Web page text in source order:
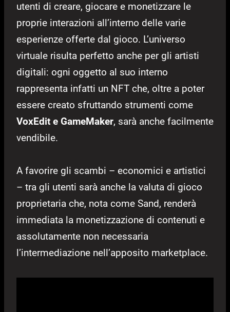
utenti di creare, giocare e monetizzare le
proprie interazioni all’interno delle varie
esperienze offerte dal gioco. L’universo
virtuale risulta perfetto anche per gli artisti
digitali: ogni oggetto al suo interno
rappresenta infatti un NFT che, oltre a poter
essere creato sfruttando strumenti come
VoxEdit e GameMaker, sarà anche facilmente
vendibile.
A favorire gli scambi – economici e artistici
– tra gli utenti sarà anche la valuta di gioco
proprietaria che, nota come Sand, renderà
immediata la monetizzazione di contenuti e
assolutamente non necessaria
l’intermediazione nell’apposito marketplace.